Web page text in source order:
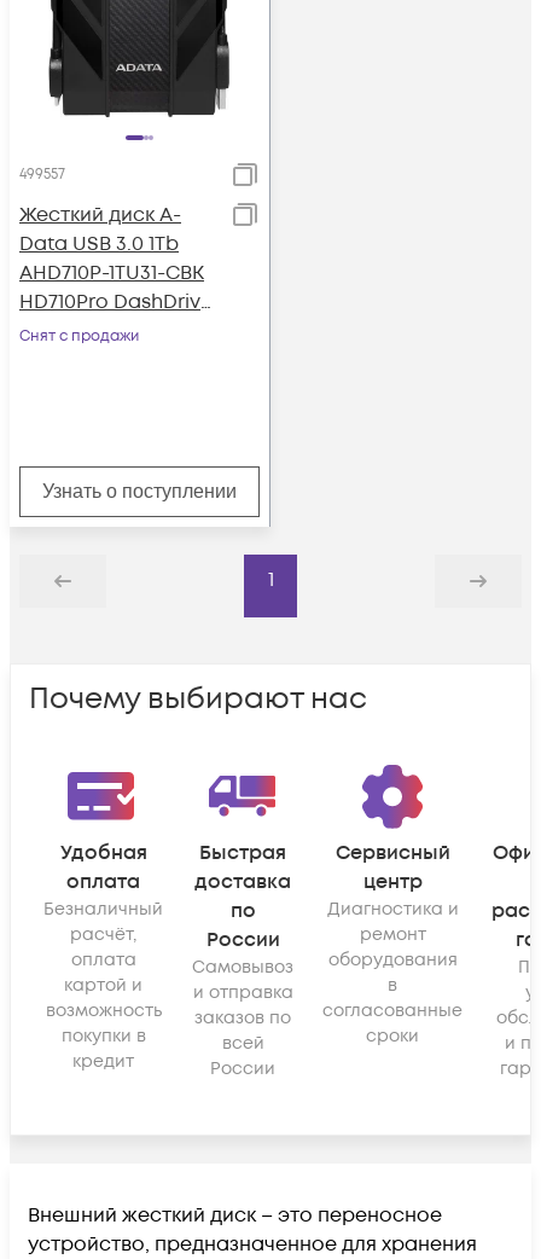
499557
Жесткий диск A-
Data USB 3.0 1Tb
AHD710P-1TU31-CBK
HD710Pro DashDrive
Durable 2.5" черный
Снят с продажи
Узнать о поступлении
Назад
1
Дальше
Почему выбирают нас
Удобная
оплата
Безналичный
расчёт,
оплата
картой и
возможность
покупки в
кредит
Быстрая
доставка
по
России
Самовывоз
и отправка
заказов по
всей
России
Сервисный
центр
Диагностика и
ремонт
оборудования
в
согласованные
сроки
и
Внешний жесткий диск – это переносное
устройство, предназначенное для хранения